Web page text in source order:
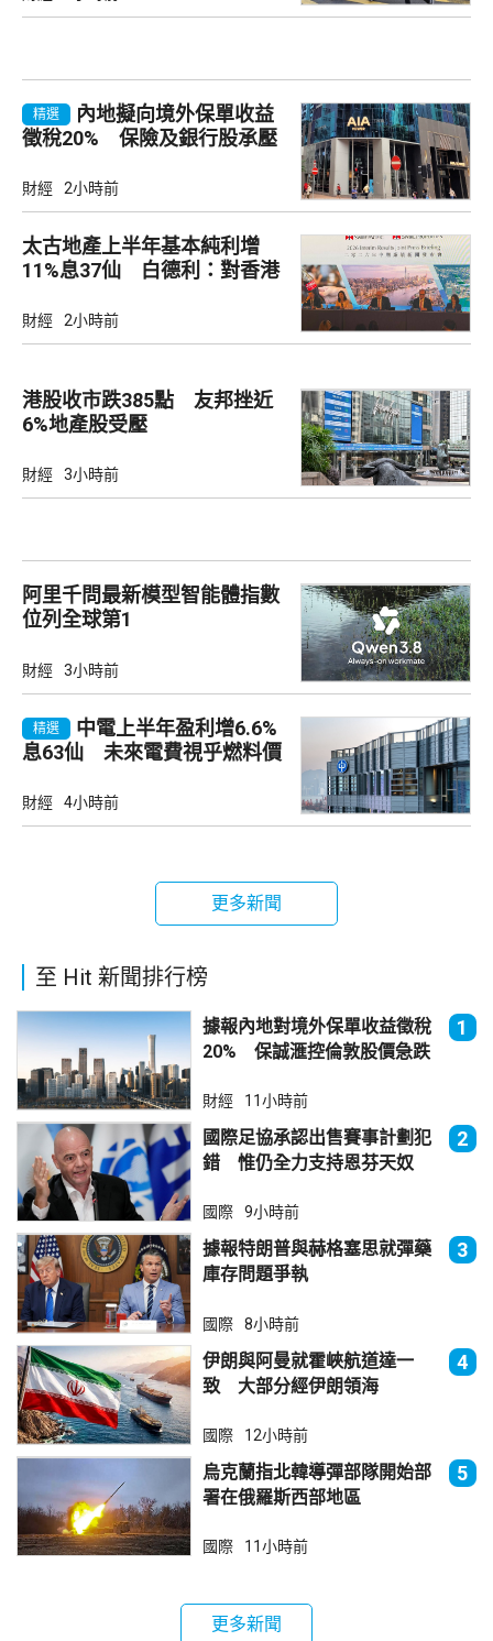
精選
內地擬向境外保單收益
徵稅20% 保險及銀行股承壓
財經 2小時前
太古地產上半年基本純利增
11%息37仙 白德利：對香港
財經 2小時前
港股收市跌385點 友邦挫近
6%地產股受壓
財經 3小時前
阿里千問最新模型智能體指數
位列全球第1
財經 3小時前
精選
中電上半年盈利增6.6%
息63仙 未來電費視乎燃料價
財經 4小時前
更多新聞
至 Hit 新聞排行榜
據報內地對境外保單收益徵稅
20% 保誠滙控倫敦股價急跌
1
財經 11小時前
國際足協承認出售賽事計劃犯
錯 惟仍全力支持恩芬天奴
2
國際 9小時前
據報特朗普與赫格塞思就彈藥
庫存問題爭執
3
國際 8小時前
伊朗與阿曼就霍峽航道達一
致 大部分經伊朗領海
4
國際 12小時前
烏克蘭指北韓導彈部隊開始部
署在俄羅斯西部地區
5
國際 11小時前
更多新聞